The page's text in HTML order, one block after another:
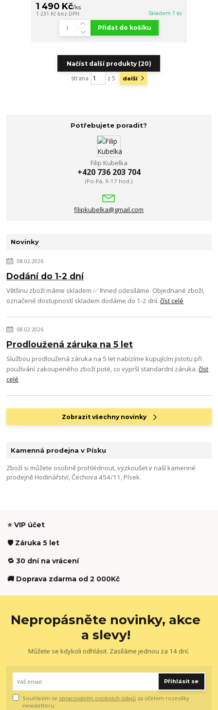
1 490 Kč/ks
1 231 Kč bez DPH Skladem 1 ks
Přidat do košíku
Načíst další produkty (20)
strana z 5 další
Potřebujete poradit?
Filip Kubelka
+420 736 203 704
(Po-Pá, 9-17 hod.)
filipkubelka@gmail.com
Novinky
08.02.2026
Dodání do 1-2 dní
Většinu zboží máme skladem ✅ Ihned odesíláme. Objednané zboží,
označené dostupností skladem dodáme do 1-2 dní.číst celé
08.02.2026
Prodloužená záruka na 5 let
Službou prodloužená záruka na 5 let nabízíme kupujícím jistotu při
používání zakoupeného zboží poté, co vyprší standardní záruka.číst
celé
Zobrazit všechny novinky
Kamenná prodejna v Písku
Zboží si můžete osobně prohlédnout, vyzkoušet v naší kamenné
prodejně Hodinářství, Čechova 454/11, Písek.
⭐ VIP účet
🛡️ Záruka 5 let
🔁 30 dní na vrácení
🚚 Doprava zdarma od 2 000Kč
Nepropásněte novinky, akce
a slevy!
Můžete se kdykoli odhlásit. Zasíláme jednou za 14 dní.
Přihlásit se
Souhlasím se zpracováním osobních údajů za účelem rozesílky
newsletteru.